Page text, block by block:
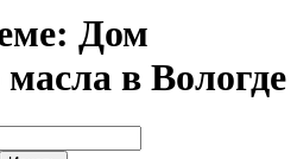
Дом
масла в Вологде